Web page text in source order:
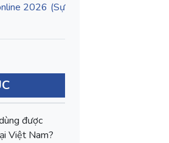
2026 (Sự
được
Việt Nam?